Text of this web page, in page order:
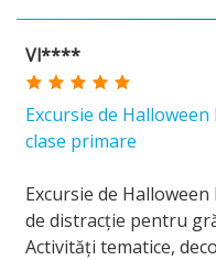
Vl****
Excursie de
clase primare
Excursie de
de distracție pentru
Activități tematice,